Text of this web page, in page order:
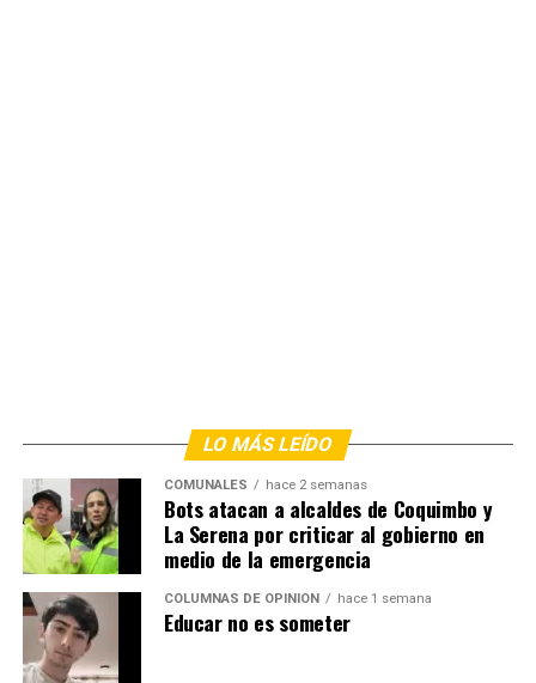
LO MÁS LEÍDO
COMUNALES hace 2 semanas
Bots atacan a alcaldes de Coquimbo y
La Serena por criticar al gobierno en
medio de la emergencia
COLUMNAS DE OPINIÓN hace 1 semana
Educar no es someter